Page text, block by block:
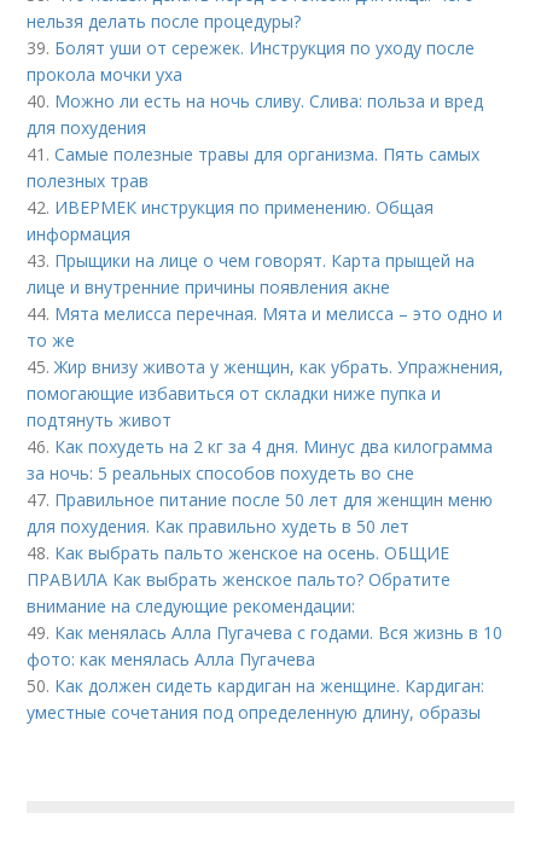
нельзя делать после процедуры?
39. Болят уши от сережек. Инструкция по уходу после
прокола мочки уха
40. Можно ли есть на ночь сливу. Слива: польза и вред
для похудения
41.Самые полезные травы для организма. Пять самых
полезных трав
42. ИВЕРМЕК инструкция по применению. Общая
информация
43. Прыщики на лице о чем говорят. Карта прыщей на
лице и внутренние причины появления акне
44. Мята мелисса перечная. Мята и мелисса – это одно и
то же
45.Жир внизу живота у женщин, как убрать. Упражнения,
помогающие избавиться от складки ниже пупка и
подтянуть живот
46. Как похудеть на 2 кг за 4 дня. Минус два килограмма
за ночь: 5 реальных способов похудеть во сне
47. Правильное питание после 50 лет для женщин меню
для похудения. Как правильно худеть в 50 лет
48. Как выбрать пальто женское на осень. ОБЩИЕ
ПРАВИЛА Как выбрать женское пальто? Обратите
внимание на следующие рекомендации:
49. Как менялась Алла Пугачева с годами. Вся жизнь в 10
фото: как менялась Алла Пугачева
50. Как должен сидеть кардиган на женщине. Кардиган:
уместные сочетания под определенную длину, образы